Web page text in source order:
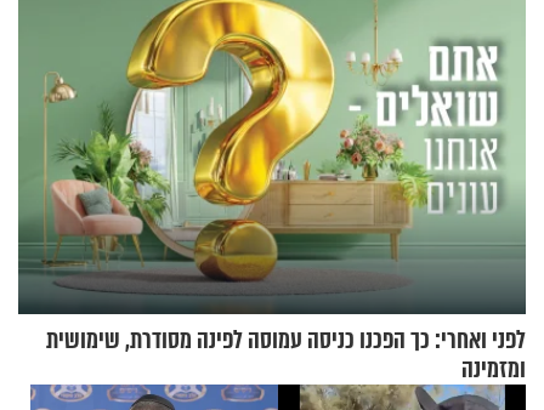
לפני ואחרי: כך הפכנו כניסה עמוסה לפינה מסודרת, שימושית
ומזמינה